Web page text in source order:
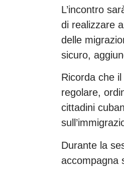
L’incontro
di realizzare
delle
sicuro,
Ricorda che
regolare,
cittadini
Durante la
accompagna